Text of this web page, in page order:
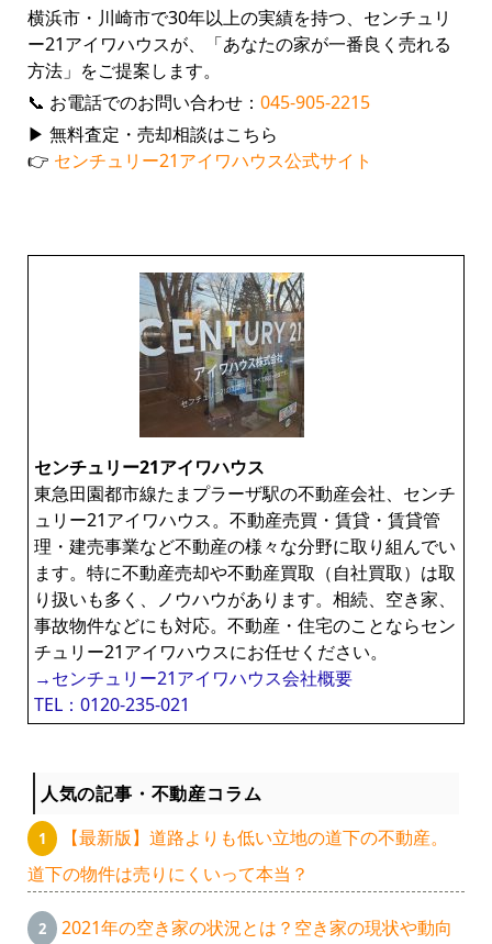
横浜市・川崎市で30年以上の実績を持つ、センチュリ
ー21アイワハウスが、
「あなたの家が一番良く売れる
方法」 をご提案します。
📞 お電話でのお問い合わせ： 045-905-2215
▶ 無料査定・売却相談はこちら
👉 センチュリー21アイワハウス公式サイト
センチュリー21アイワハウス
東急田園都市線たまプラーザ駅の不動産会社、センチ
ュリー21アイワハウス。不動産売買・賃貸・賃貸管
理・建売事業など不動産の様々な分野に取り組んでい
ます。特に不動産売却や不動産買取（自社買取）は取
り扱いも多く、ノウハウがあります。相続、空き家、
事故物件などにも対応。不動産・住宅のことならセン
チュリー21アイワハウスにお任せください。
→センチュリー21アイワハウス会社概要
TEL：0120-235-021
人気の記事・不動産コラム
【最新版】道路よりも低い立地の道下の不動産。
道下の物件は売りにくいって本当？
2021年の空き家の状況とは？空き家の現状や動向